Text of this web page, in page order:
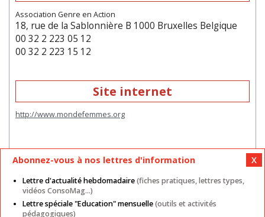
Association Genre en Action
18, rue de la Sablonnière B 1000 Bruxelles Belgique
00 32 2 223 05 12
00 32 2 223 15 12
Site internet
http://www.mondefemmes.org
Mentions légales Nos autres sites CGU
Abonnez-vous à nos lettres d'information
Lettre d'actualité hebdomadaire(fiches pratiques, lettres types,
vidéos ConsoMag...)
Lettre spéciale "Education" mensuelle(outils et activités
pédagogiques)